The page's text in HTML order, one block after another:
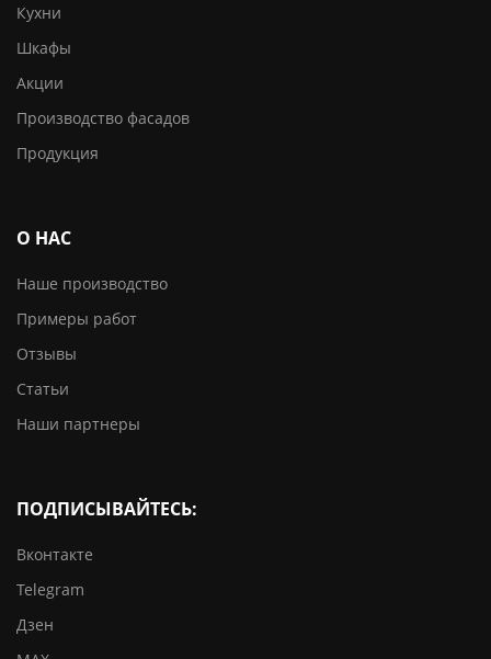
Кухни
Шкафы
Акции
Производство фасадов
Продукция
О НАС
Наше производство
Примеры работ
Отзывы
Статьи
Наши партнеры
ПОДПИСЫВАЙТЕСЬ:
Вконтакте
Telegram
Дзен